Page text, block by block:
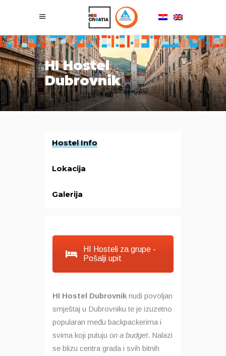
HIHostel
Dubrovnik
Hostel Info
Lokacija
Galerija
HI Hosteli za grupe -
Pošalji upit
HI Hostel Dubrovnik nudi povoljan
smještaj u Dubrovniku te je izuzetno
popularan među backpackerima i
svima koji putuju on a budget. Nalazi
se blizu centra grada i svih bitnih